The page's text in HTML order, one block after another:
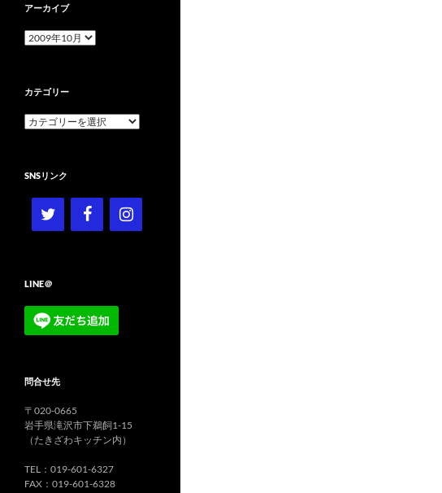
アーカイブ
ア
ブ
カテゴリー
カ
ー
SNSリンク
LINE＠
問合せ先
〒020-0665
岩手県滝沢市下鵜飼1-15
（たきざわキッチン内）
TEL：019-601-6327
FAX：019-601-6328